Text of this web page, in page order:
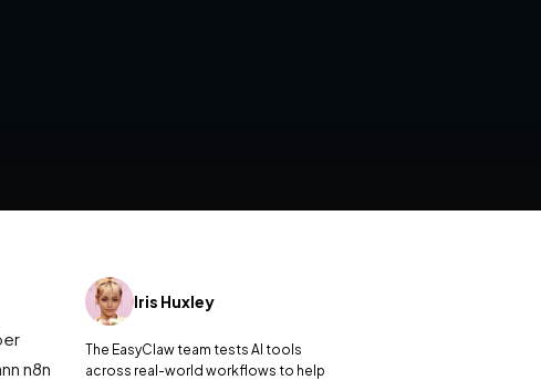
n8n
Iris Huxley
The EasyClaw team tests AI tools
across real-world workflows to help